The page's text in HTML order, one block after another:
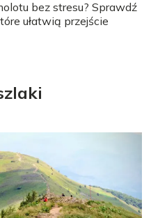
bez stresu? Sprawdź
ułatwią przejście